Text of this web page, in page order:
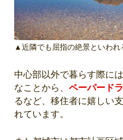
▲近隣でも屈指の絶景といわれ
中心部以外で暮らす際に
なことから、 ペーパード
るなど、移住者に嬉しい
れています。